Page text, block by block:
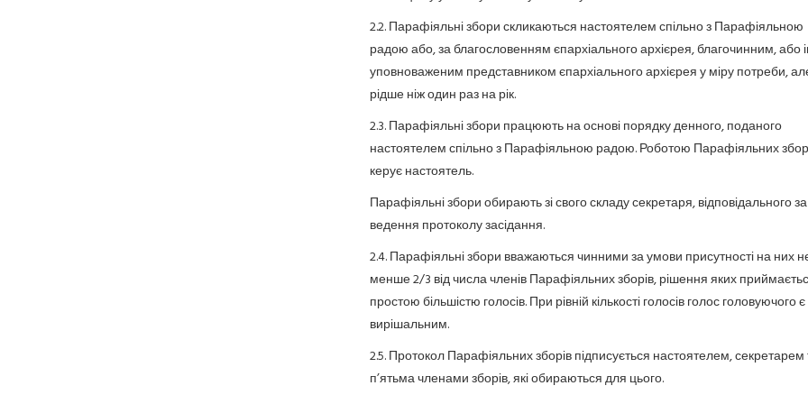
2.2. Парафіяльні збори скликаються настоятелем спільно з Парафіяльною
радою або, за благословенням єпархіального архієрея, благочинним, або
уповноваженим представником єпархіального архієрея у міру потреби,
рідше ніж один раз на рік.
2.3. Парафіяльні збори працюють на основі порядку денного, поданого
настоятелем спільно з Парафіяльною радою. Роботою Парафіяльних
керує настоятель.
Парафіяльні збори обирають зі свого складу секретаря, відповідального за
ведення протоколу засідання.
2.4. Парафіяльні збори вважаються чинними за умови присутності на них
менше 2/3 від числа членів Парафіяльних зборів, рішення яких
простою більшістю голосів. При рівній кількості голосів голос головуючого є
вирішальним.
2.5. Протокол Парафіяльних зборів підписується настоятелем, секретарем
п’ятьма членами зборів, які обираються для цього.